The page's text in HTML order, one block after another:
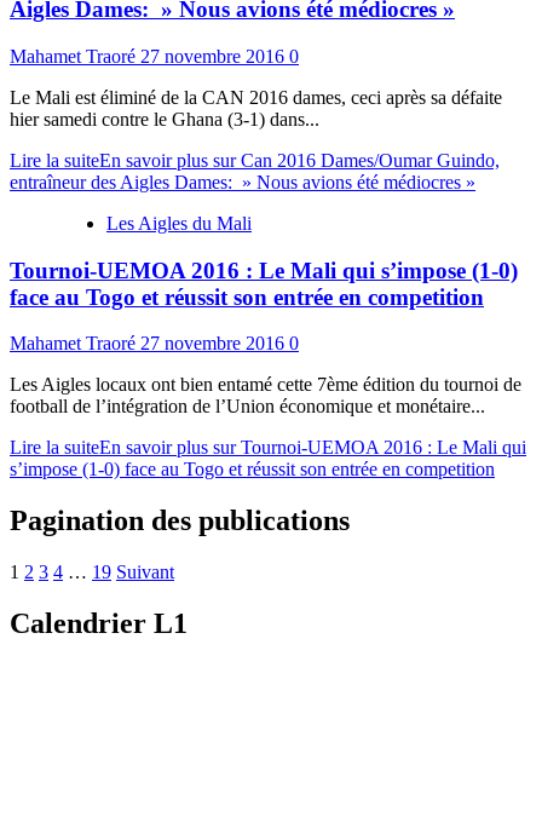
Aigles Dames: » Nous avions été médiocres »
Mahamet Traoré 27 novembre 2016 0
Le Mali est éliminé de la CAN 2016 dames, ceci après sa défaite
hier samedi contre le Ghana (3-1) dans...
Lire la suiteEn savoir plus sur Can 2016 Dames/Oumar Guindo,
entraîneur des Aigles Dames: » Nous avions été médiocres »
Les Aigles du Mali
Tournoi-UEMOA 2016 : Le Mali qui s’impose (1-0)
face au Togo et réussit son entrée en competition
Mahamet Traoré 27 novembre 2016 0
Les Aigles locaux ont bien entamé cette 7ème édition du tournoi de
football de l’intégration de l’Union économique et monétaire...
Lire la suiteEn savoir plus sur Tournoi-UEMOA 2016 : Le Mali qui
s’impose (1-0) face au Togo et réussit son entrée en competition
Pagination des publications
1 2 3 4 … 19 Suivant
Calendrier L1